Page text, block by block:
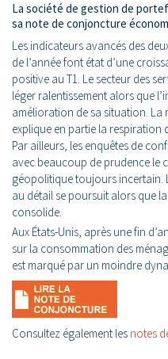
La société de gestion de
sa note de conjoncture
Les indicateurs avancés des
de l’année font état d’une
positive au T1. Le secteur des
léger ralentissement alors que
amélioration de sa situation. La
explique en partie la respiration
Par ailleurs, les enquêtes de
avec beaucoup de prudence le
géopolitique toujours incertain.
au détail se poursuit alors que
consolide.
Aux États-Unis, après une fin
sur la consommation des
est marqué par un moindre
Consultez également les notes